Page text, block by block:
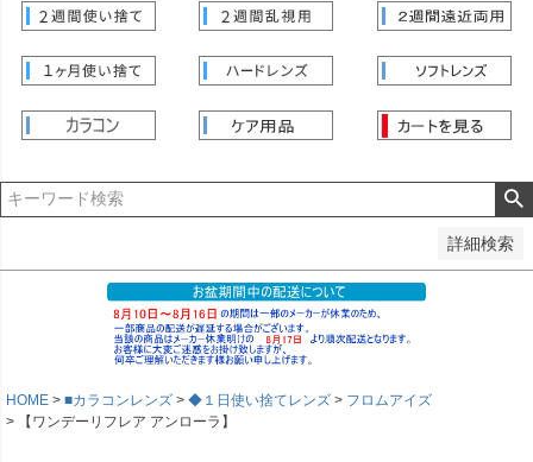
詳細検索
登録順
価格が高い順
レビュー順
キーワードヒット順
HOME ■カラコンレンズ ◆１日使い捨てレンズ
フロムアイズ
【ワンデーリフレア アンローラ】